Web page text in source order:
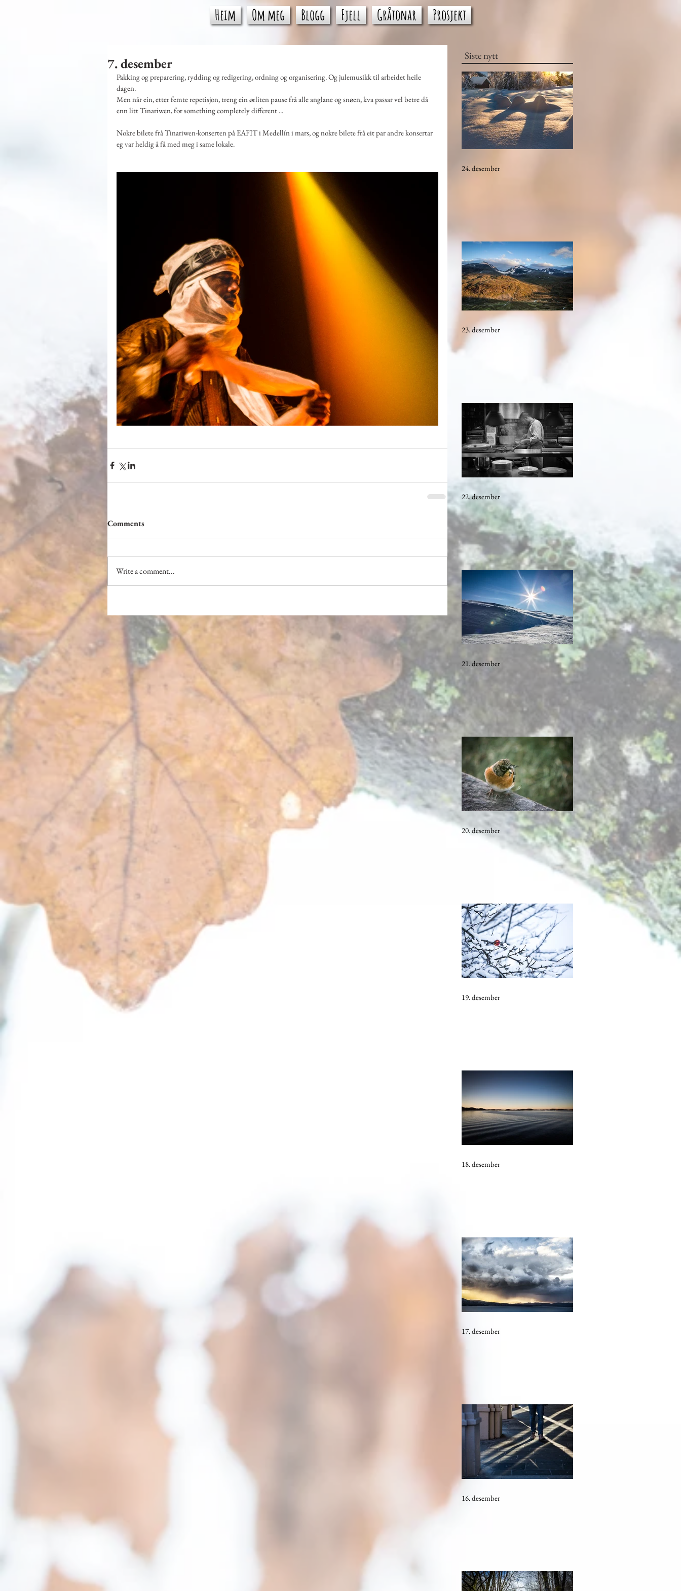
Heim Om meg Blogg Fjell Gråtonar Prosjekt
7. desember
Pakking og preparering, rydding og redigering, ordning og organisering. Og julemusikk til arbeidet heile
dagen.
Men når ein, etter femte repetisjon, treng ein ørliten pause frå alle anglane og snøen, kva passar vel betre då
enn litt Tinariwen, for something completely different ...
Nokre bilete frå Tinariwen-konserten på EAFIT i Medellín i mars, og nokre bilete frå eit par andre konsertar
eg var heldig å få med meg i same lokale.
Comments
Write a comment...
Siste nytt
24. desember
23. desember
22. desember
21. desember
20. desember
19. desember
18. desember
17. desember
16. desember